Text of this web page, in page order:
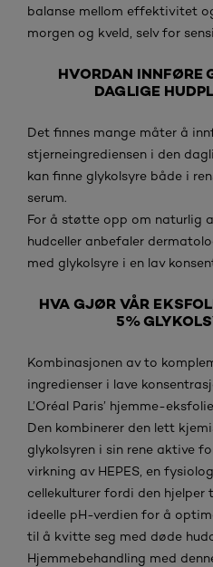
balanse mellom effektivitet
morgen og kveld, selv for
HVORDAN INNFØRE
DAGLIGE
Det finnes mange måter å
stjerneingrediensen i den
kan finne glykolsyre både i
serum.
For å støtte opp om naturlig
hudceller anbefaler
med glykolsyre i en lav
HVA GJØR VÅR
5%
Kombinasjonen av to
ingredienser i lave
L’Oréal Paris’ hjemme-
Den kombinerer den lett
glykolsyren i sin rene aktive
virkning av HEPES, en
cellekulturer fordi den
ideelle pH-verdien for å
til å kvitte seg med døde
Hjemmebehandling med